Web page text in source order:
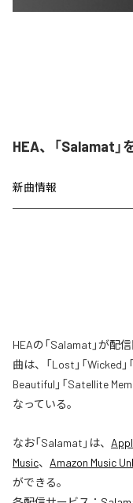
HEA、「Salamat」
新曲情報
HEAの「Salamat」が配
曲は、「Lost」「Wicked」
Beautiful」「Satellite
なっている。
なお「Salamat 」は、
Music、 Amazon Music
ができる。